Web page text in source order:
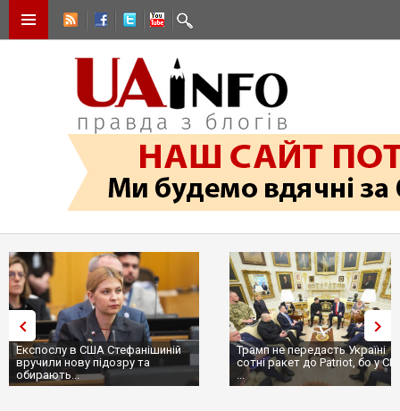
Експослу в США Стефанішиній
вручили нову підозру та
обирають...
Трамп не передасть Україні
сотні ракет до Patriot, бо у
...